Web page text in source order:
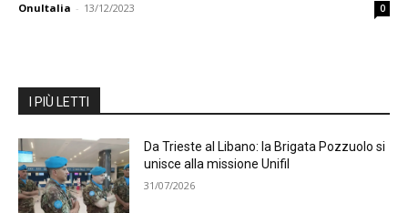
OnuItalia - 13/12/2023 0
I PIÙ LETTI
Da Trieste al Libano: la Brigata Pozzuolo si
unisce alla missione Unifil
31/07/2026